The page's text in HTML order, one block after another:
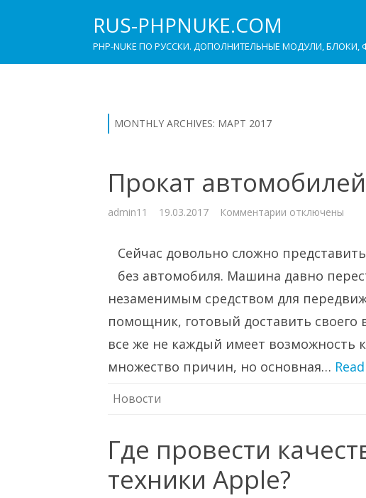
RUS-PHPNUKE.COM
PHP-NUKE ПО РУССКИ. ДОПОЛНИТЕЛЬНЫЕ МОДУЛИ,
MONTHLY ARCHIVES: МАРТ 2017
Прокат
admin11 19.03.2017 Комментарии к
–
легко
и
удобно.
отключены
Сейчас довольно сложно
без автомобиля. Машина давно
незаменимым средством для
помощник, готовый доставить своего
все же не каждый имеет возможность
множество причин, но основная…
Новости
Где провести
техники Apple?